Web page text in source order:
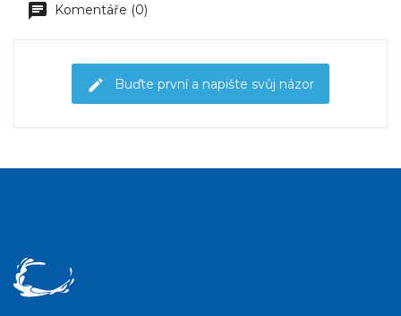
Komentáře (0)
Buďte první a napište svůj názor